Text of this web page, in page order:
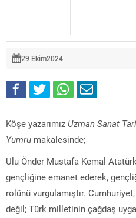
29 Ekim2024
Köşe yazarımız Uzman Sanat
Yumru makalesinde;
Ulu Önder Mustafa Kemal
gençliğine emanet ederek,
rolünü vurgulamıştır.
değil; Türk milletinin çağdaş